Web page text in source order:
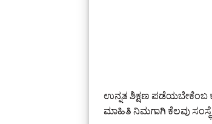
ಉನ್ನತ ಶಿಕ್ಷಣ ಪಡೆಯಬೇಕೆಂಬ
ಮಾಹಿತಿ ನಿಮಗಾಗಿ ಕೆಲವು